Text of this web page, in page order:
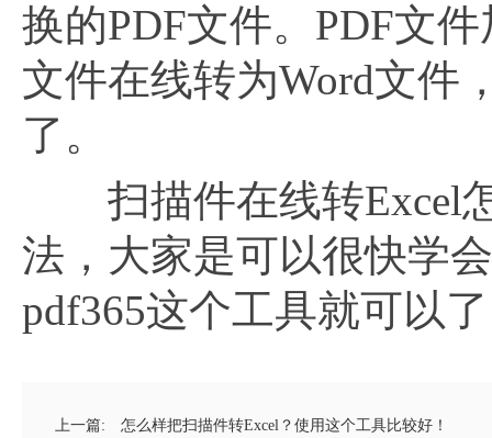
换的PDF文件。PDF文
文件在线转为Word文件
了。
扫描件在线转Excel怎
法，大家是可以很快学
pdf365这个工具就可以
上一篇: 怎么样把扫描件转Excel？使用这个工具比较好！